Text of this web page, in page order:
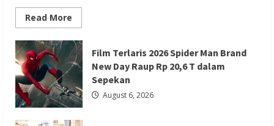
Berita Agama
Berita Trending
Kapolres Tangsel Hadiri Perayaan HUT
Vihara Boen Hay Bio, Perkuat Sinergitas
TNI-POLRI dengan Tokoh Agama
Redaksi 01
Read More
more
Penanganan
Kasus
Penganiayaan
yang
Mengakibatkan
Korban
Meninggal
di
Tarogong
Kidul
Film Terlaris 2026 Spider Man Brand
New Day Raup Rp 20,6 T dalam
Sepekan
August 6, 2026